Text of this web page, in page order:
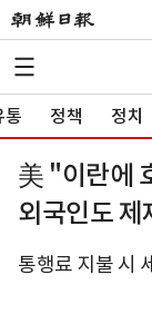
통 정책 정치
美 "이란에
외국인도 제
통행료 지불 시